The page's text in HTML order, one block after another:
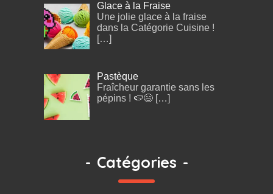
Glace à la Fraise
Une jolie glace à la fraise
dans la Catégorie Cuisine !
[…]
Pastèque
Fraîcheur garantie sans les
pépins ! 🍉😄 […]
- Catégories -